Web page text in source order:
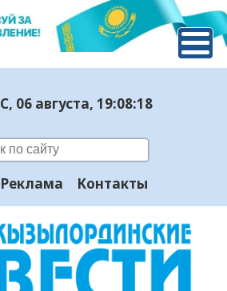
, 06 августа, 19:08:19
Реклама Контакты